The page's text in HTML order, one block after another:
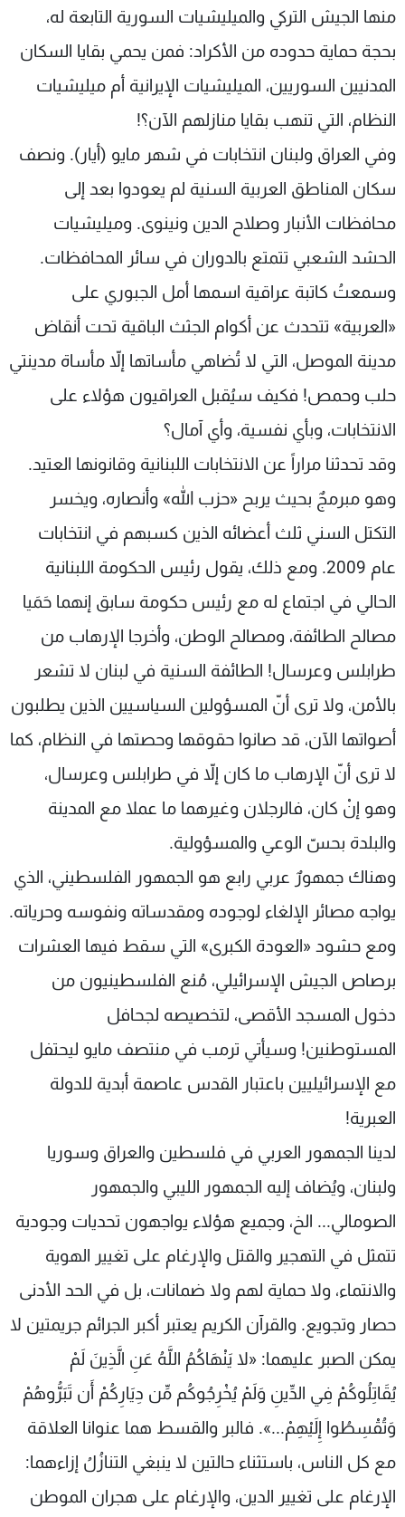
منها الجيش التركي والميليشيات السورية التابعة له،
بحجة حماية حدوده من الأكراد: فمن يحمي بقايا السكان
المدنيين السوريين، الميليشيات الإيرانية أم ميليشيات
النظام، التي تنهب بقايا منازلهم الآن؟!
وفي العراق ولبنان انتخابات في شهر مايو (أيار). ونصف
سكان المناطق العربية السنية لم يعودوا بعد إلى
محافظات الأنبار وصلاح الدين ونينوى. وميليشيات
الحشد الشعبي تتمتع بالدوران في سائر المحافظات.
وسمعتُ كاتبة عراقية اسمها أمل الجبوري على
«العربية» تتحدث عن أكوام الجثث الباقية تحت أنقاض
مدينة الموصل، التي لا تُضاهي مأساتها إلاّ مأساة مدينتي
حلب وحمص! فكيف سيُقبل العراقيون هؤلاء على
الانتخابات، وبأي نفسية، وأي آمال؟
وقد تحدثنا مراراً عن الانتخابات اللبنانية وقانونها العتيد.
وهو مبرمجٌ بحيث يربح «حزب الله» وأنصاره، ويخسر
التكتل السني ثلث أعضائه الذين كسبهم في انتخابات
عام 2009. ومع ذلك، يقول رئيس الحكومة اللبنانية
الحالي في اجتماع له مع رئيس حكومة سابق إنهما حَمَيا
مصالح الطائفة، ومصالح الوطن، وأخرجا الإرهاب من
طرابلس وعرسال! الطائفة السنية في لبنان لا تشعر
بالأمن، ولا ترى أنّ المسؤولين السياسيين الذين يطلبون
أصواتها الآن، قد صانوا حقوقها وحصتها في النظام، كما
لا ترى أنّ الإرهاب ما كان إلاّ في طرابلس وعرسال،
وهو إنْ كان، فالرجلان وغيرهما ما عملا مع المدينة
والبلدة بحسّ الوعي والمسؤولية.
وهناك جمهورٌ عربي رابع هو الجمهور الفلسطيني، الذي
يواجه مصائر الإلغاء لوجوده ومقدساته ونفوسه وحرياته.
ومع حشود «العودة الكبرى» التي سقط فيها العشرات
برصاص الجيش الإسرائيلي، مُنع الفلسطينيون من
دخول المسجد الأقصى، لتخصيصه لجحافل
المستوطنين! وسيأتي ترمب في منتصف مايو ليحتفل
مع الإسرائيليين باعتبار القدس عاصمة أبدية للدولة
العبرية!
لدينا الجمهور العربي في فلسطين والعراق وسوريا
ولبنان، ويُضاف إليه الجمهور الليبي والجمهور
الصومالي... الخ، وجميع هؤلاء يواجهون تحديات وجودية
تتمثل في التهجير والقتل والإرغام على تغيير الهوية
والانتماء، ولا حماية لهم ولا ضمانات، بل في الحد الأدنى
حصار وتجويع. والقرآن الكريم يعتبر أكبر الجرائم جريمتين لا
يمكن الصبر عليهما: «لا يَنْهَاكُمُ اللَّهُ عَنِ الَّذِينَ لَمْ
يُقَاتِلُوكُمْ فِي الدِّينِ وَلَمْ يُخْرِجُوكُم مِّن دِيَارِكُمْ أَن تَبَرُّوهُمْ
وَتُقْسِطُوا إِلَيْهِمْ...». فالبر والقسط هما عنوانا العلاقة
مع كل الناس، باستثناء حالتين لا ينبغي التنازُلُ إزاءهما:
الإرغام على تغيير الدين، والإرغام على هجران الموطن